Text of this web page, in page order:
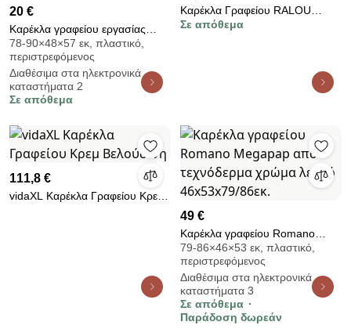
20 €
Καρέκλα γραφείου εργασίας
Gaston II pakoworld PP-PU γκρι
127-000026
78-90×48×57 εκ, πλαστικό,
περιστρεφόμενος
Διαθέσιμα στα ηλεκτρονικά
καταστήματα 2
Σε απόθεμα
Καρέκλα Γραφείου RALOU
Μαύρο Mesh 53x59x88-98cm
Σε απόθεμα
111,8 €
vidaXL Καρέκλα Γραφείου Κρεμ
49 €
Καρέκλα γραφείου Romano
Megapap από τεχνόδερμα
χρώμα λευκό 46x53x79/86εκ.
79-86×46×53 εκ, πλαστικό,
περιστρεφόμενος
Διαθέσιμα στα ηλεκτρονικά
καταστήματα 3
Σε απόθεμα
Παράδοση δωρεάν